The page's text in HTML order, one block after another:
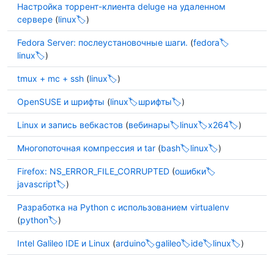
Настройка торрент-клиента deluge на удаленном
сервере (linux )
Fedora Server: послеустановочные шаги. (fedora
linux
)
tmux + mc + ssh (linux )
OpenSUSE и шрифты (linux шрифты )
Linux и запись вебкастов (вебинары linux x264 )
Многопоточная компрессия и tar (bash linux )
Firefox: NS_ERROR_FILE_CORRUPTED (ошибки
javascript
)
Разработка на Python с использованием virtualenv
(python )
Intel Galileo IDE и Linux (arduino galileo ide linux )